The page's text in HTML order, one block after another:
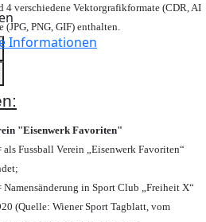
Informationen
4 verschiedene Vektorgrafikformate (CDR, AI
PNG, GIF) enthalten.
"Eisenwerk Favoriten"
als Fussball Verein „Eisenwerk Favoriten“
Namensänderung in Sport Club „Freiheit X“
(Quelle: Wiener Sport Tagblatt, vom